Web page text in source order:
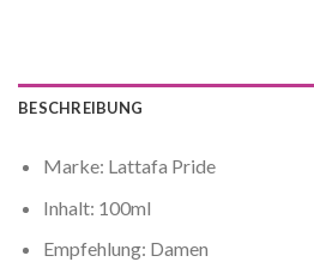
BESCHREIBUNG
Marke: Lattafa Pride
Inhalt: 100ml
Empfehlung: Damen